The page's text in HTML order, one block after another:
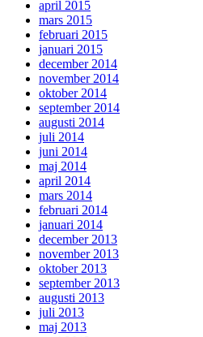
april 2015
mars 2015
februari 2015
januari 2015
december 2014
november 2014
oktober 2014
september 2014
augusti 2014
juli 2014
juni 2014
maj 2014
april 2014
mars 2014
februari 2014
januari 2014
december 2013
november 2013
oktober 2013
september 2013
augusti 2013
juli 2013
maj 2013